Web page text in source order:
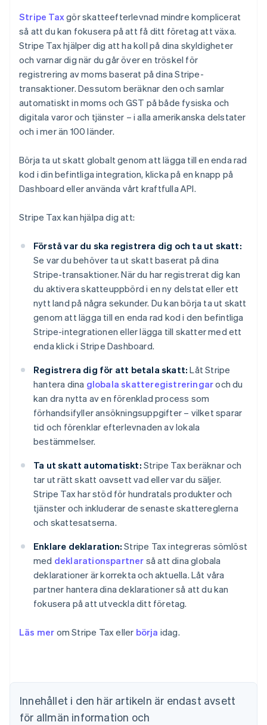
Stripe Taxgör skatteefterlevnad mindre komplicerat
så att du kan fokusera på att få ditt företag att växa.
Stripe Tax hjälper dig att ha koll på dina skyldigheter
och varnar dig när du går över en tröskel för
registrering av moms baserat på dina Stripe-
transaktioner. Dessutom beräknar den och samlar
automatiskt in moms och GST på både fysiska och
digitala varor och tjänster – i alla amerikanska delstater
och i mer än 100 länder.
Börja ta ut skatt globalt genom att lägga till en enda rad
kod i din befintliga integration, klicka på en knapp på
Dashboard eller använda vårt kraftfulla API.
Stripe Tax kan hjälpa dig att:
Förstå var du ska registrera dig och ta ut skatt:
Se var du behöver ta ut skatt baserat på dina
Stripe-transaktioner. När du har registrerat dig kan
du aktivera skatteuppbörd i en ny delstat eller ett
nytt land på några sekunder. Du kan börja ta ut skatt
genom att lägga till en enda rad kod i den befintliga
Stripe-integrationen eller lägga till skatter med ett
enda klick i Stripe Dashboard.
Registrera dig för att betala skatt: Låt Stripe
hantera dina globala skatteregistreringaroch du
kan dra nytta av en förenklad process som
förhandsifyller ansökningsuppgifter – vilket sparar
tid och förenklar efterlevnaden av lokala
bestämmelser.
Ta ut skatt automatiskt: Stripe Tax beräknar och
tar ut rätt skatt oavsett vad eller var du säljer.
Stripe Tax har stöd för hundratals produkter och
tjänster och inkluderar de senaste skattereglerna
och skattesatserna.
Enklare deklaration: Stripe Tax integreras sömlöst
med deklarationspartner så att dina globala
deklarationer är korrekta och aktuella. Låt våra
partner hantera dina deklarationer så att du kan
fokusera på att utveckla ditt företag.
Läs mer om Stripe Tax eller börja idag.
Innehållet i den här artikeln är endast avsett
för allmän information och
Australien
Brasilien
PortuguêsEnglish
Bulgarien
English